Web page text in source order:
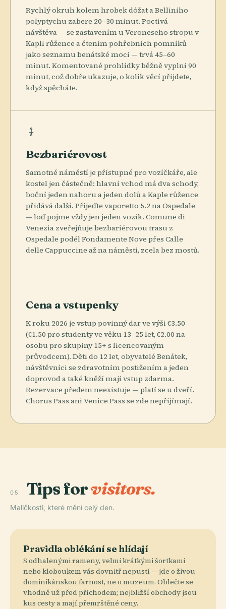
Rychlý okruh kolem hrobek dóžat a Belliniho
polyptychu zabere 20–30 minut. Poctivá
návštěva — se zastavením u Veroneseho stropu v
Kapli růžence a čtením pohřebních pomníků
jako seznamu benátské moci — trvá 45–60
minut. Komentované prohlídky běžně vyplní 90
minut, což dobře ukazuje, o kolik věcí přijdete,
když spěcháte.
Bezbariérovost
Samotné náměstí je přístupné pro vozíčkáře, ale
kostel jen částečně: hlavní vchod má dva schody,
boční jeden nahoru a jeden dolů a Kaple růžence
přidává další. Přijeďte vaporetto 5.2 na Ospedale
— loď pojme vždy jen jeden vozík. Comune di
Venezia zveřejňuje bezbariérovou trasu z
Ospedale podél Fondamente Nove přes Calle
delle Cappuccine až na náměstí, zcela bez mostů.
Cena a vstupenky
K roku 2026 je vstup povinný dar ve výši €3.50
(€1.50 pro studenty ve věku 13–25 let, €2.00 na
osobu pro skupiny 15+ s licencovaným
průvodcem). Děti do 12 let, obyvatelé Benátek,
návštěvníci se zdravotním postižením a jeden
doprovod a také kněží mají vstup zdarma.
Rezervace předem neexistuje — platí se u dveří.
Chorus Pass ani Venice Pass se zde nepřijímají.
05 Tips forvisitors.
Maličkosti, které mění celý den.
Pravidla oblékání se hlídají
S odhalenými rameny, velmi krátkými šortkami
nebo kloboukem vás dovnitř nepustí — jde o živou
dominikánskou farnost, ne o muzeum. Oblečte se
vhodně už před příchodem; nejbližší obchody jsou
kus cesty a mají přemrštěné ceny.